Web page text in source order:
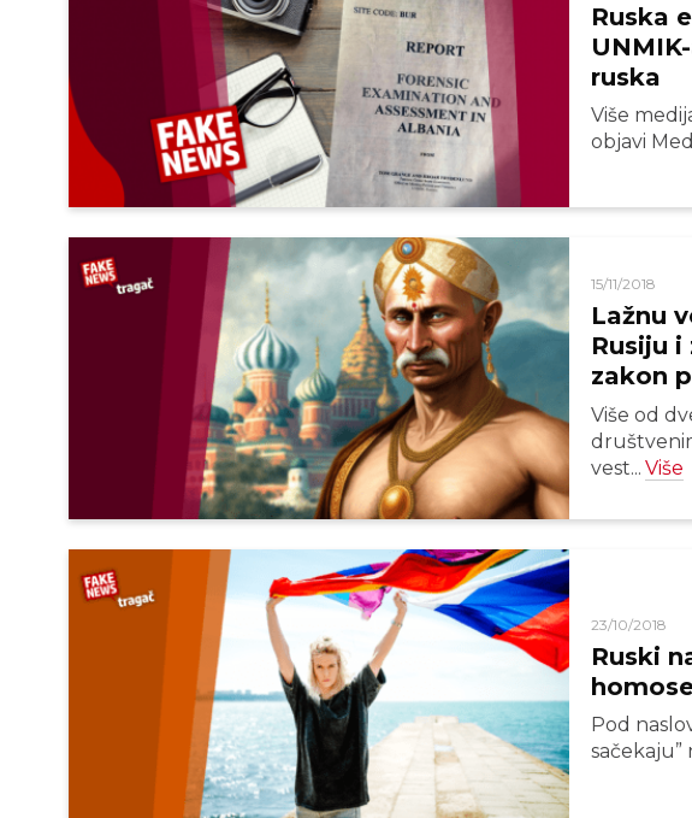
Ruska
ruska
Više
objavi
15/11/2018
Lažnu
Rusiju
zakon
Više od
vest... Više
23/10/2018
Ruski
Pod
sačekaju”